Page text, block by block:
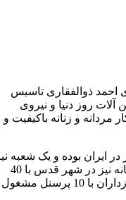
سال 1382 توسط آقای احمد ذوالفقاری تاسیس
آلات روز دنیا و نیروی
مردانه و زنانه باکیفیت و
ایران بوده و یک شعبه
در کشور عمان استان مسقط و آدرس کارخانه نیز در شهر قدس با 40
نیروی تولیدی مستقیم و در دفتر مرکزی مرزداران با 10 پرسنل مشغول